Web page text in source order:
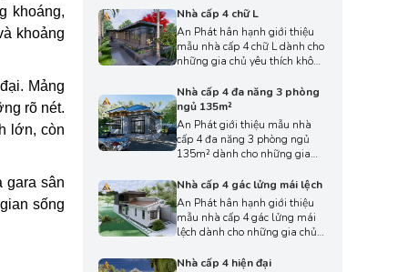
khoáng,
khoảng
Mảng
rõ nét.
lớn, còn
gara sân
sống
hài hòa và tinh tế trong không
gian sống. Kiến trúc mái Thái
được xử lý cân đối, đường nét
thanh thoát giúp công trình
mang vẻ đẹp nhẹ nhàng
nhưng vẫn tạo dấu ấn riêng.
Nhà cấp 4 chữ L
An Phát hân hạnh giới thiệu
mẫu nhà cấp 4 chữ L dành cho
những gia chủ yêu thích không
nghi và có sự kết nối chặt chẽ
với thiên nhiên. Thiết kế chữ L
mang đến bố cục hài hòa,
hình khối gọn gàng cùng mặt
tiền thanh thoát, tạo nên tổng
thể vừa hiện đại vừa gần gũi.
Nhà cấp 4 đa năng 3 phòng
ngủ 135m²
An Phát giới thiệu mẫu nhà
cấp 4 đa năng 3 phòng ngủ
135m² dành cho những gia
sống tiện nghi, gọn gàng
nhưng vẫn đảm bảo sự thoáng
đãng và gần gũi với thiên
nhiên. Thiết kế được tối ưu
theo phong cách hiện đại tinh
giản, mang đến tổng thể vừa
Nhà cấp 4 gác lửng mái lệch
An Phát hân hạnh giới thiệu
mẫu nhà cấp 4 gác lửng mái
lệch dành cho những gia chủ
trẻ trung nhưng vẫn muốn giữ
Nhà cấp 4 hiện đại